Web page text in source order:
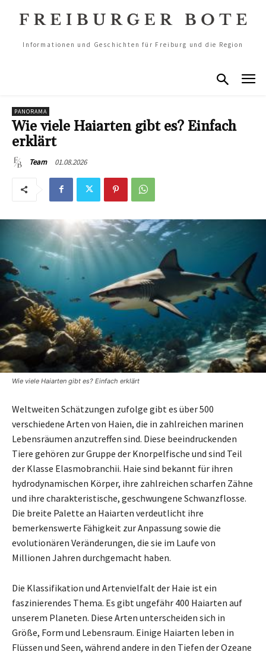
Informationen und Geschichten für Freiburg und die Region
PANORAMA
Wie viele Haiarten gibt es? Einfach
erklärt
Team 01.08.2026
Wie viele Haiarten gibt es? Einfach erklärt
Weltweiten Schätzungen zufolge gibt es über 500
verschiedene Arten von Haien, die in zahlreichen marinen
Lebensräumen anzutreffen sind. Diese beeindruckenden
Tiere gehören zur Gruppe der Knorpelfische und sind Teil
der Klasse Elasmobranchii. Haie sind bekannt für ihren
hydrodynamischen Körper, ihre zahlreichen scharfen Zähne
und ihre charakteristische, geschwungene Schwanzflosse.
Die breite Palette an Haiarten verdeutlicht ihre
bemerkenswerte Fähigkeit zur Anpassung sowie die
evolutionären Veränderungen, die sie im Laufe von
Millionen Jahren durchgemacht haben.
Die Klassifikation und Artenvielfalt der Haie ist ein
faszinierendes Thema. Es gibt ungefähr 400 Haiarten auf
unserem Planeten. Diese Arten unterscheiden sich in
Größe, Form und Lebensraum. Einige Haiarten leben in
Flüssen und Seen, während andere in den Tiefen der Ozeane